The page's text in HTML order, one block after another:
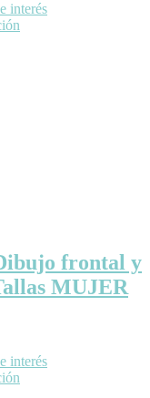
interés
frontal y
MUJER
interés